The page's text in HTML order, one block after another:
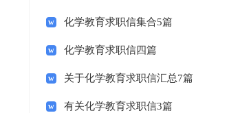
化学教育求职信集合5篇
化学教育求职信四篇
关于化学教育求职信汇总7篇
有关化学教育求职信3篇